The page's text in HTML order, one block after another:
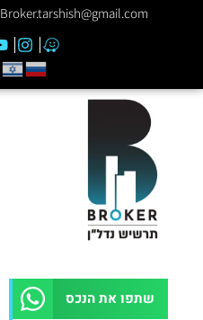
Broker.tarshish@gmail.com
שתפו את הנכס